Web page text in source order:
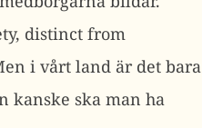
distinct from
i vårt land är det bara
kanske ska man ha